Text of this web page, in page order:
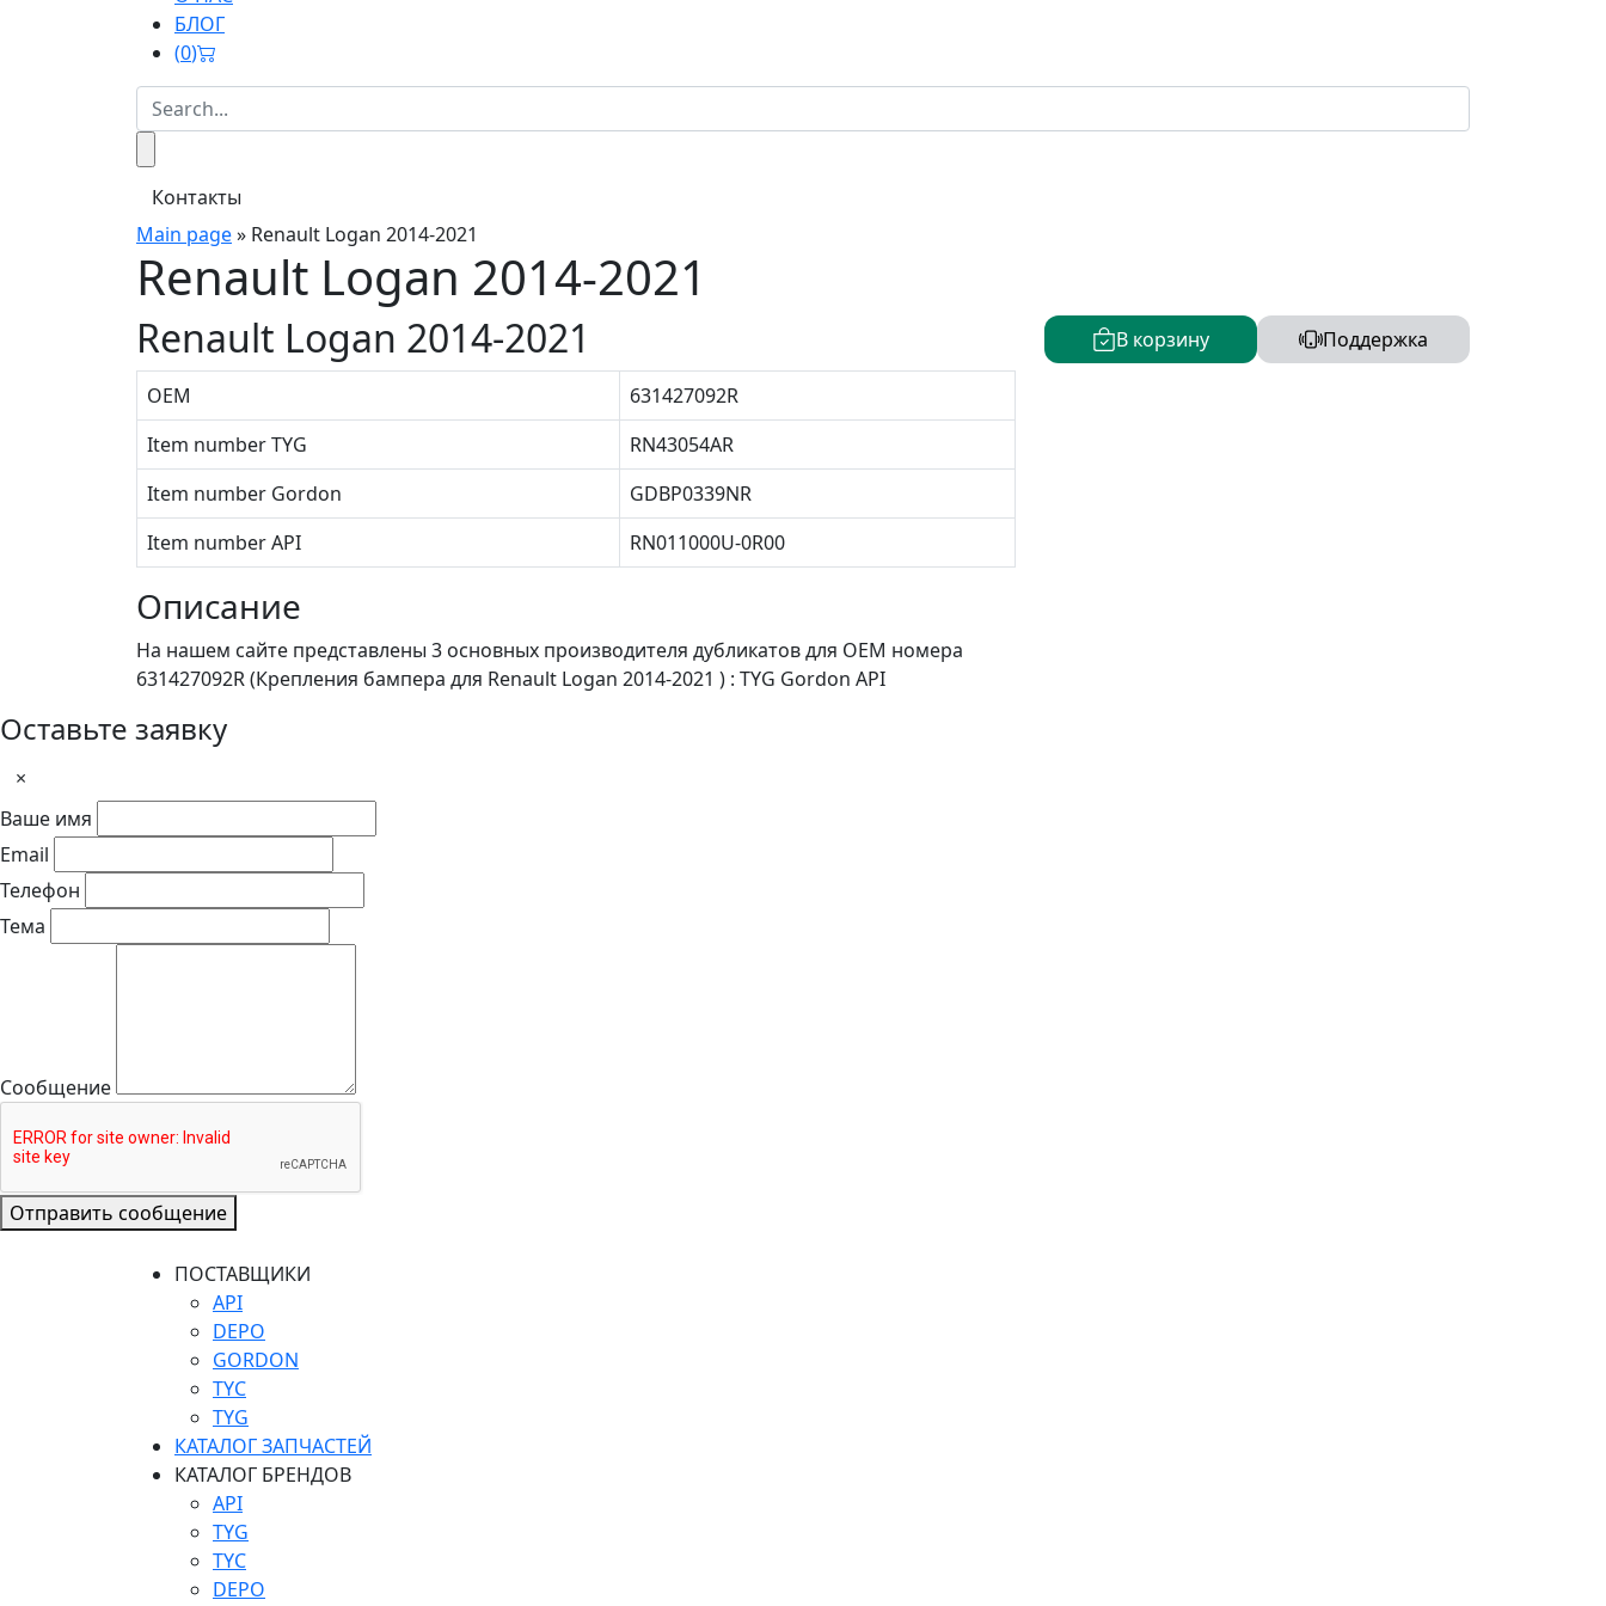
БЛОГ
(0)
Контакты
Main page» Renault Logan 2014-2021
Renault Logan 2014-2021
В корзину Поддержка
Renault Logan 2014-2021
OEM
631427092R
Item number TYG
RN43054AR
Item number Gordon
GDBP0339NR
Item number API
RN011000U-0R00
Описание
На нашем сайте представлены 3 основных производителя дубликатов для OEM номера
631427092R (Крепления бампера для Renault Logan 2014-2021 ) : TYG Gordon API
Оставьте заявку
×
Ваше имя
Email
Телефон
Тема
Сообщение
Отправить сообщение
ПОСТАВЩИКИ
API
DEPO
GORDON
TYC
TYG
КАТАЛОГ ЗАПЧАСТЕЙ
КАТАЛОГ БРЕНДОВ
API
TYG
TYC
DEPO